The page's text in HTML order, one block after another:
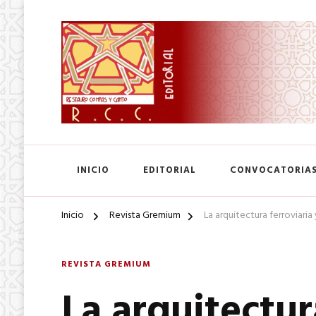
INICIO EDITORIAL CONVOCATORIAS
Inicio Revista Gremium La arquitectura
REVISTA GREMIUM